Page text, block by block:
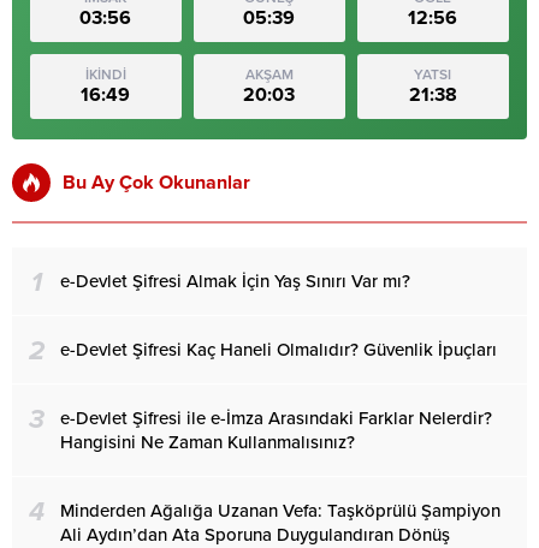
03:56 05:39 12:56
İKİNDİ
16:49
AKŞAM
20:03
YATSI
21:38
Bu Ay Çok Okunanlar
1 e-Devlet Şifresi Almak İçin Yaş Sınırı Var mı?
2 e-Devlet Şifresi Kaç Haneli Olmalıdır? Güvenlik İpuçları
3
e-Devlet Şifresi ile e-İmza Arasındaki Farklar Nelerdir?
Hangisini Ne Zaman Kullanmalısınız?
4
Minderden Ağalığa Uzanan Vefa: Taşköprülü Şampiyon
Ali Aydın’dan Ata Sporuna Duygulandıran Dönüş